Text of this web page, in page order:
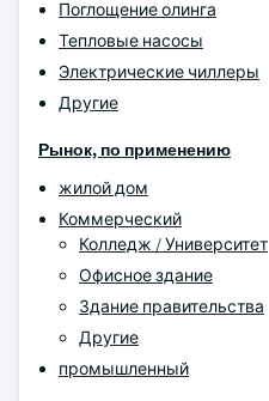
Поглощение олинга
Тепловые насосы
Электрические чиллеры
Другие
Рынок, по применению
жилой дом
Коммерческий
Колледж / Университет
Офисное здание
Здание правительства
Другие
промышленный